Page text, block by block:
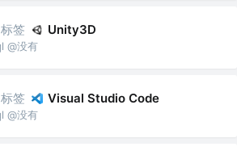
签 Unity3D
@没有
签 Visual Studio Code
@没有